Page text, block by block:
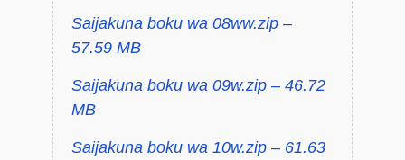
Saijakuna boku wa 08ww.zip –
57.59 MB
Saijakuna boku wa 09w.zip – 46.72
MB
Saijakuna boku wa 10w.zip – 61.63